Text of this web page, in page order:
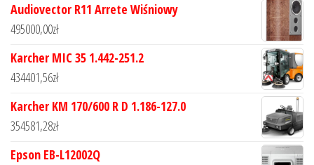
Audiovector R11 Arrete Wiśniowy
495000,00zł
Karcher MIC 35 1.442-251.2
434401,56zł
Karcher KM 170/600 R D 1.186-127.0
354581,28zł
Epson EB-L12002Q